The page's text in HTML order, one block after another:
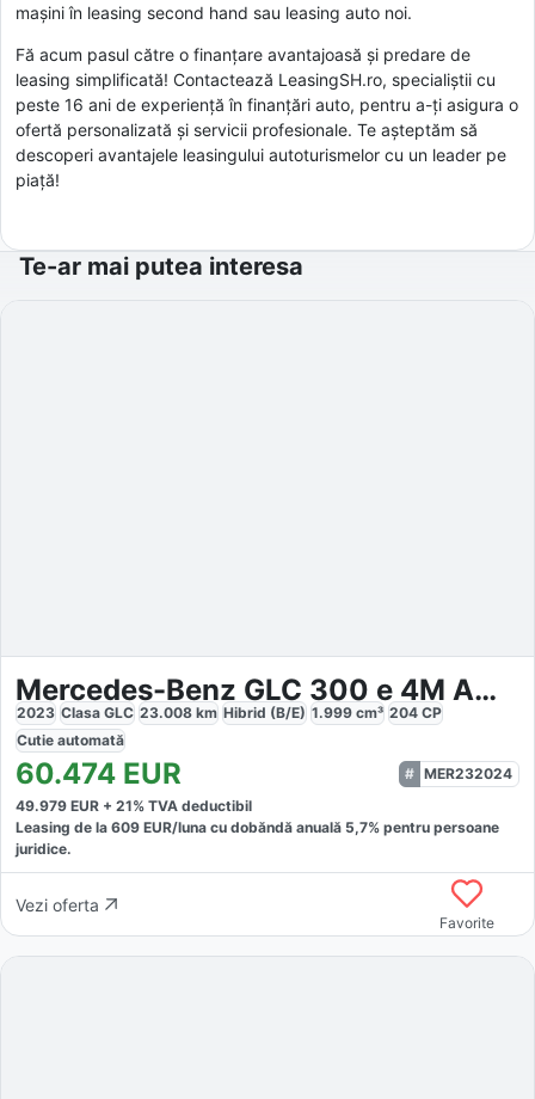
mașini în leasing second hand sau leasing auto noi.
Fă acum pasul către o finanțare avantajoasă și predare de
leasing simplificată! Contactează LeasingSH.ro, specialiștii cu
peste 16 ani de experiență în finanțări auto, pentru a-ți asigura o
ofertă personalizată și servicii profesionale. Te așteptăm să
descoperi avantajele leasingului autoturismelor cu un leader pe
piață!
Te-ar mai putea interesa
Mercedes-Benz GLC 300 e 4M AMG
2023 Clasa GLC 23.008 km Hibrid (B/E) 1.999 cm³ 204 CP
Cutie automată
60.474 EUR
MER232024
49.979 EUR + 21% TVA deductibil
Leasing de la 609 EUR/luna cu dobăndă anuală 5,7% pentru persoane
juridice.
Vezi oferta
Favorite